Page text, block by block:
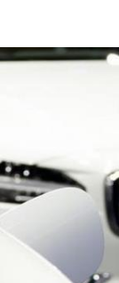
Image